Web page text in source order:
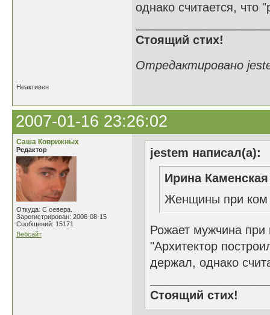
однако считается, что
Стоящий стих!
Отредактировано
Неактивен
2007-01-16 23:26:02
Саша Коврижных
Редактор
Откуда: С севера.
Зарегистрирован: 2006-08-15
Сообщений: 15171
Вебсайт
jestem написал(а):
Ирина
Женщины при ком
Рожает мужчина
"Архитектор
держал, однако
Стоящий стих!